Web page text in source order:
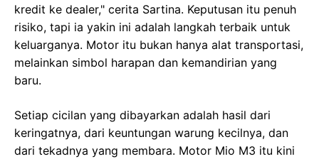
kredit ke dealer," cerita Sartina. Keputusan itu penuh
risiko, tapi ia yakin ini adalah langkah terbaik untuk
keluarganya. Motor itu bukan hanya alat transportasi,
melainkan simbol harapan dan kemandirian yang
baru.
Setiap cicilan yang dibayarkan adalah hasil dari
keringatnya, dari keuntungan warung kecilnya, dan
dari tekadnya yang membara. Motor Mio M3 itu kini